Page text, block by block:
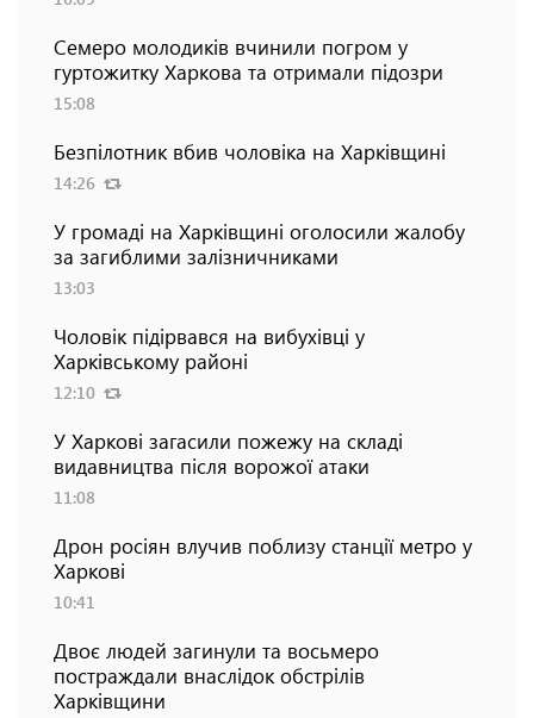
Семеро молодиків вчинили погром у
гуртожитку Харкова та отримали підозри
15:08
Безпілотник вбив чоловіка на Харківщині
14:26
У громаді на Харківщині оголосили жалобу
за загиблими залізничниками
13:03
Чоловік підірвався на вибухівці у
Харківському районі
12:10
У Харкові загасили пожежу на складі
видавництва після ворожої атаки
11:08
Дрон росіян влучив поблизу станції метро у
Харкові
10:41
Двоє людей загинули та восьмеро
постраждали внаслідок обстрілів
Харківщини